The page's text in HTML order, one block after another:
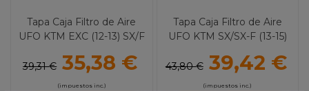
Tapa Caja Filtro de Aire
UFO KTM EXC (12-13) SX/F
39,31 € 35,38 €
(impuestos inc.)
Tapa Caja Filtro de Aire
UFO KTM SX/SX-F (13-15)
43,80 € 39,42 €
(impuestos inc.)